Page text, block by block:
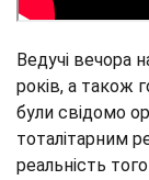
Ведучі вечора
років, а також
були свідомо
тоталітарним
реальність